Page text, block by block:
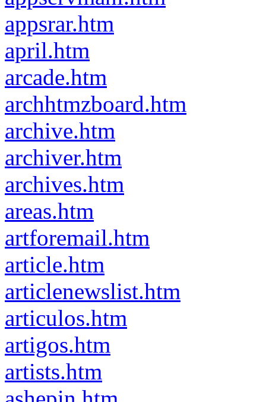
appsrar.htm
april.htm
arcade.htm
archhtmzboard.htm
archive.htm
archiver.htm
archives.htm
areas.htm
artforemail.htm
article.htm
articlenewslist.htm
articulos.htm
artigos.htm
artists.htm